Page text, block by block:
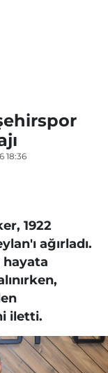
18:36
1922
ağırladı.
hayata
iletti.